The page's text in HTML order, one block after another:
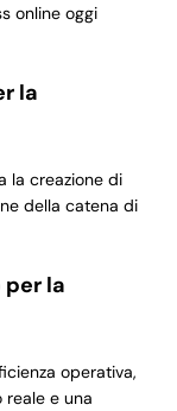
online oggi
la
la creazione di
della catena di
per la
operativa,
e una